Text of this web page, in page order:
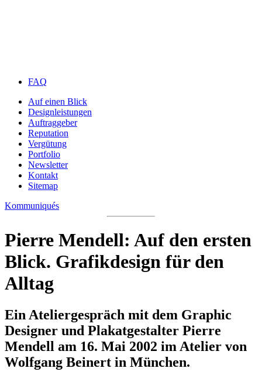
FAQ
Auf einen Blick
Designleistungen
Auftraggeber
Reputation
Vergütung
Portfolio
Newsletter
Kontakt
Sitemap
Kommuniqués
Pierre Mendell: Auf den ersten
Blick. Grafikdesign für den
Alltag
Ein Ateliergespräch mit dem Graphic
Designer und Plakatgestalter Pierre
Mendell am 16. Mai 2002 im Atelier von
Wolfgang Beinert in München.